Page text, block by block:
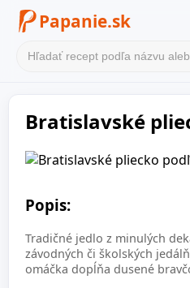
Papanie.sk
Filter receptov
Kategórie
O nás
Kontakt
Bratislavské
Popis:
Tradičné jedlo z minulých
závodných či školských
omáčka dopĺňa dusené